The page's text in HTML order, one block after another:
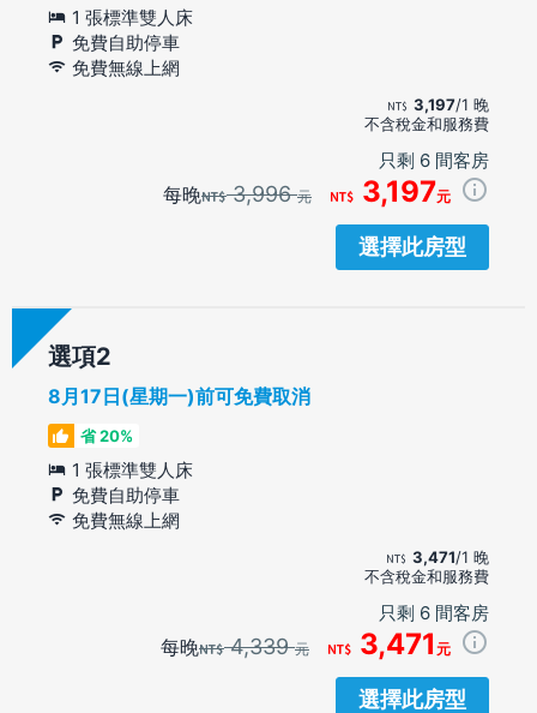
1 張標準雙人床
免費自助停車
免費無線上網
3,197/1 晚
不含稅金和服務費
只剩 6 間客房
每晚 3,996元 3,197元
選擇此房型
選項
8月17日(星期一)前可免費取消
省 20%
1 張標準雙人床
免費自助停車
免費無線上網
3,471/1 晚
不含稅金和服務費
只剩 6 間客房
每晚 4,339元 3,471 元
選擇此房型